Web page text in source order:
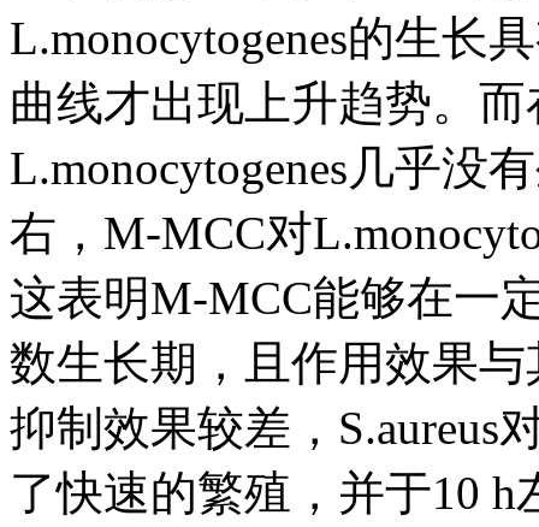
L.monocytogenes的生长
曲线才出现上升趋势。
L.monocytogenes几乎没
右，M-MCC对
这表明M-MCC能够在一
数生长期，且作用效果与
抑制效果较差，S.aureus
了快速的繁殖，并于10